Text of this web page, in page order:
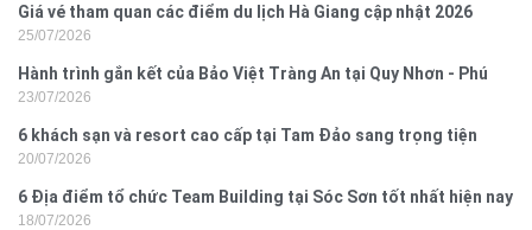
Giá vé tham quan các điểm du lịch Hà Giang cập nhật 2026
25/07/2026
Hành trình gắn kết của Bảo Việt Tràng An tại Quy Nhơn - Phú
Yên
23/07/2026
6 khách sạn và resort cao cấp tại Tam Đảo sang trọng tiện
nghi
20/07/2026
6 Địa điểm tổ chức Team Building tại Sóc Sơn tốt nhất hiện nay
18/07/2026